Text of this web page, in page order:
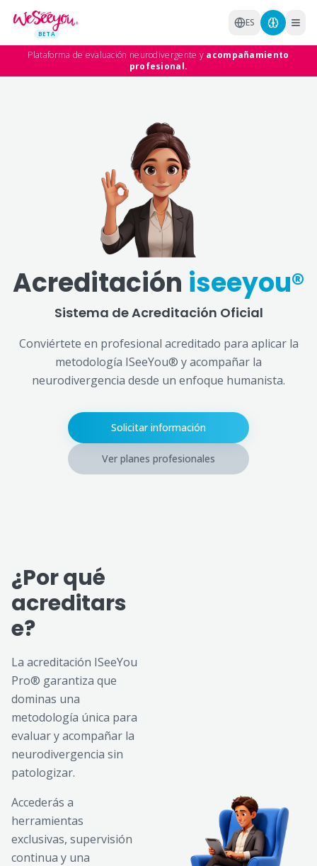
Saltar al contenido principal
BETA
ES
Plataforma de evaluación neurodivergente y acompañamiento
profesional.
Acreditación iseeyou®
Sistema de Acreditación Oficial
Conviértete en profesional acreditado para aplicar la
metodología ISeeYou® y acompañar la
neurodivergencia desde un enfoque humanista.
Solicitar información
Ver planes profesionales
¿Por qué
acreditars
e?
La acreditación ISeeYou
Pro® garantiza que
dominas una
metodología única para
evaluar y acompañar la
neurodivergencia sin
patologizar.
Accederás a
herramientas
exclusivas, supervisión
continua y una